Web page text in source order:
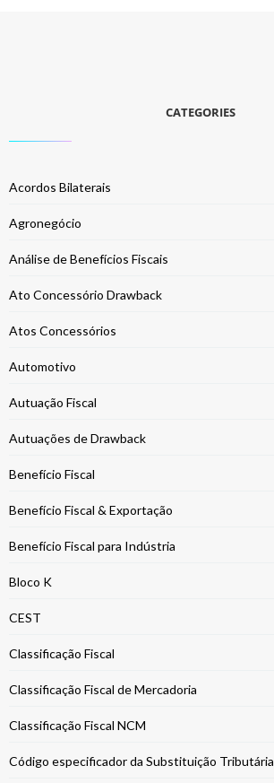
CATEGORIES
Acordos Bilaterais
Agronegócio
Análise de Benefícios Fiscais
Ato Concessório Drawback
Atos Concessórios
Automotivo
Autuação Fiscal
Autuações de Drawback
Benefício Fiscal
Benefício Fiscal & Exportação
Benefício Fiscal para Indústria
Bloco K
CEST
Classificação Fiscal
Classificação Fiscal de Mercadoria
Classificação Fiscal NCM
Código especificador da Substituição Tributária